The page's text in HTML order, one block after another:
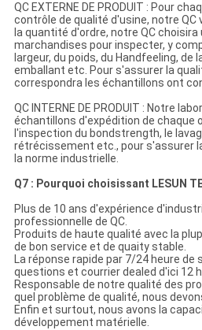
QC EXTERNE DE PRODUIT : Pour
contrôle de qualité d'usine, notre QC
la quantité d'ordre, notre QC
marchandises pour inspecter, y
largeur, du poids, du Handfeeling, de
emballant etc. Pour s'assurer la
correspondra les échantillons ont
QC INTERNE DE PRODUIT : Notre
échantillons d'expédition de chaque
l'inspection du bondstrength, le
rétrécissement etc., pour s'assurer
la norme industrielle.
Q7 : Pourquoi choisissant LESUN
Plus de 10 ans d'expérience
professionnelle de QC.
Produits de haute qualité avec la
de bon service et de quaity stable.
La réponse rapide par 7/24 heure de
questions et courrier dealed d'ici 12
Responsable de notre qualité des
quel problème de qualité, nous
Enfin et surtout, nous avons la
développement matérielle.